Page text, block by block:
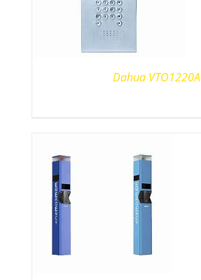
Dahua VTO1220A